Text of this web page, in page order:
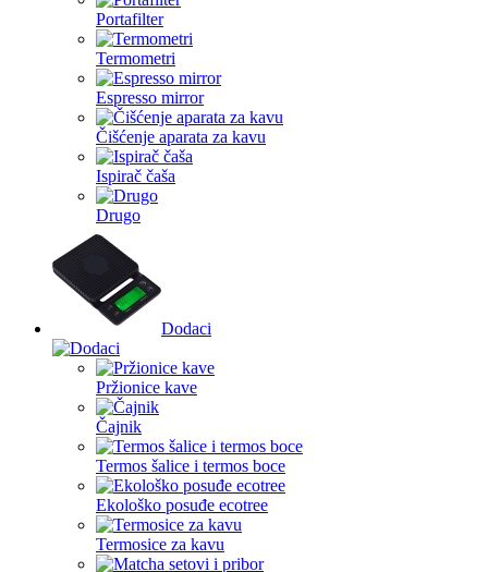
Portafilter
Termometri
Espresso mirror
Čišćenje aparata za kavu
Ispirač čaša
Drugo
Dodaci
Pržionice kave
Čajnik
Termos šalice i termos boce
Ekološko posuđe ecotree
Termosice za kavu